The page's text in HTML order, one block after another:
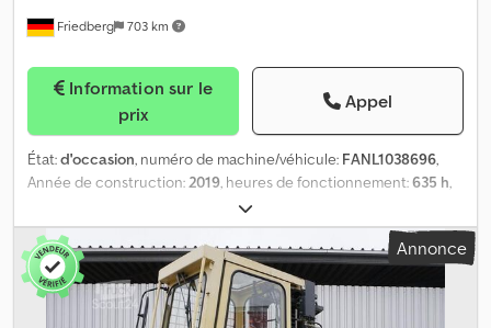
Friedberg 703 km
prix
Appel
État:d'occasion, numéro de machine/véhicule: FANL1038696,
Année de construction:2019, heures de fonctionnement:635 h,
, hauteur de levage:
libre:1 070 mm, centre de gravité de la charge:900 mm, type de
mât:triplex, capacité de la batterie:1 240 Ah, tension de la
batterie:
, taille du pneu avant:355/65 R15
arrière:
355/65-15, hauteur totale:3 310 mm, carburant:
, - Aquamatic et circulation d’électrolyte sur la batterie
Annonce